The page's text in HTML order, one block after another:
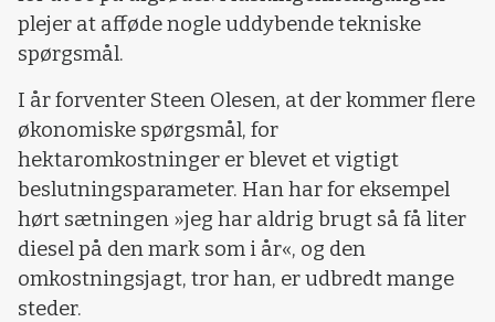
plejer at afføde nogle uddybende tekniske
spørgsmål.
I år forventer Steen Olesen, at der kommer flere
økonomiske spørgsmål, for
hektaromkostninger er blevet et vigtigt
beslutningsparameter. Han har for eksempel
hørt sætningen »jeg har aldrig brugt så få liter
diesel på den mark som i år«, og den
omkostningsjagt, tror han, er udbredt mange
steder.